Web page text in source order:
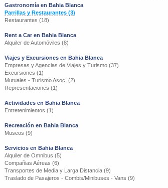
Gastronomía en Bahia Blanca
Parrillas y Restaurantes (3)
Restaurantes (18)
Rent a Car en Bahia Blanca
Alquiler de Automóviles (8)
Viajes y Excursiones en Bahia Blanca
Empresas y Agencias de Viajes y Turismo (37)
Excursiones (1)
Mutuales - Turismo Asoc. (2)
Representaciones (1)
Actividades en Bahia Blanca
Entretenimientos (1)
Recreación en Bahia Blanca
Museos (9)
Servicios en Bahia Blanca
Alquiler de Omnibus (5)
Compañias Aéreas (6)
Transportes de Media y Larga Distancia (9)
Traslado de Pasajeros - Combis/Minibuses - Vans (9)